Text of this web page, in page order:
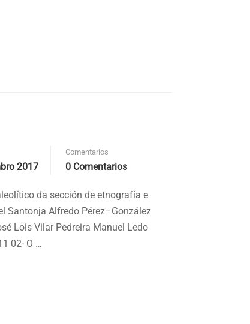
2017
Comentarios
0 Comentarios
da sección de etnografía e
Santonja Alfredo Pérez–González
Lois Vilar Pedreira Manuel Ledo
02- O …